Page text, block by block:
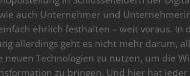
auch Unternehmer und
ehrlich festhalten – weit voraus. In
allerdings geht es nicht mehr darum,
neuen Technologien zu nutzen, um die
zu bringen. Und hier hat jeder